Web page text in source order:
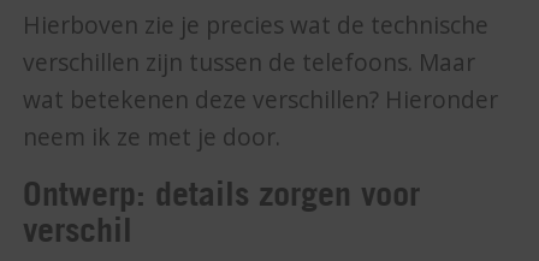
Hierboven zie je precies wat de technische
verschillen zijn tussen de telefoons. Maar
wat betekenen deze verschillen? Hieronder
neem ik ze met je door.
Ontwerp: details zorgen voor
verschil